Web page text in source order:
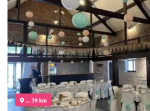
... 39 km